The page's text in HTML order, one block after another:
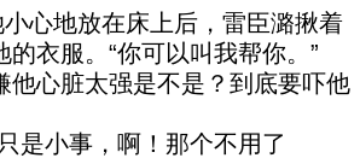
心地放在床上后，雷臣潞揪着
衣服。“你可以叫我帮你。”
心脏太强是不是？到底要吓他
小事，啊！那个不用了